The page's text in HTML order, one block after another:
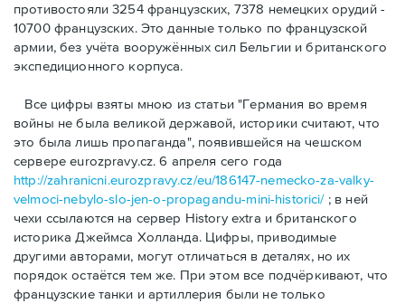
противостояли 3254 французских, 7378 немецких орудий -
10700 французских. Это данные только по французской
армии, без учёта вооружённых сил Бельгии и британского
экспедиционного корпуса.
Bсе цифры взяты мною из статьи "Германия во время
войны не была великой державой, историки считают, что
это была лишь пропаганда", появившейся на чешском
сервере eurozpravy.cz. 6 апреля сего года
http://zahranicni.eurozpravy.cz/eu/186147-nemecko-za-valky-
velmoci-nebylo-slo-jen-o-propagandu-mini-historici/; в ней
чехи ссылаются на сервер History extra и британского
историка Джеймса Холланда. Цифры, привoдимые
другими авторами, могут отличаться в деталях, но их
порядок остаётся тем же. При этом все подчёркивают, что
французские танки и артиллерия были не только